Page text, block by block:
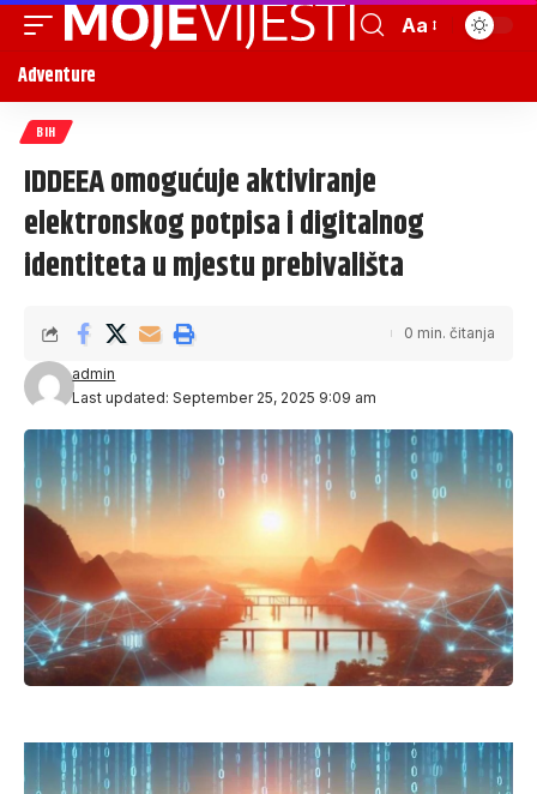
Aa
Adventure
BIH
IDDEEA omogućuje aktiviranje
elektronskog potpisa i digitalnog
identiteta u mjestu prebivališta
Last updated: September 25, 2025 9:09 am
admin
0 min. čitanja